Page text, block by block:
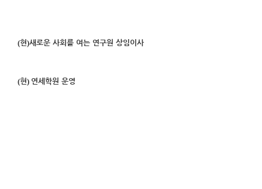
(현)새로운 사회를 여는 연구원 상임이사
(현) 연세학원 운영